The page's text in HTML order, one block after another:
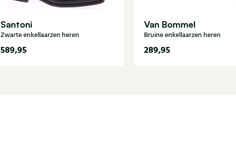
Santoni
Zwarte enkellaarzen heren
589,95
Van Bommel
Bruine enkellaarzen heren
289,95